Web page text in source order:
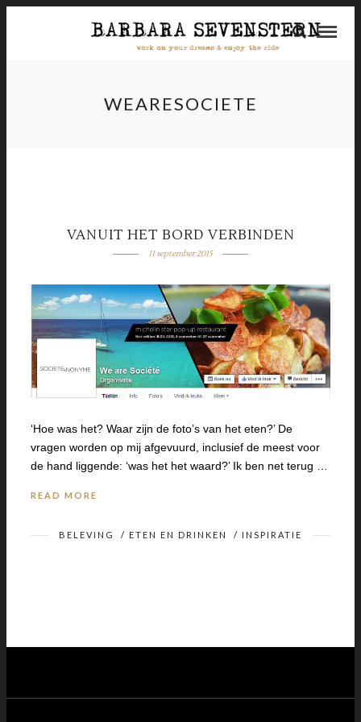
WEARESOCIETE
VANUIT HET BORD VERBINDEN
11 september 2015
‘Hoe was het? Waar zijn de foto’s van het eten?’ De
vragen worden op mij afgevuurd, inclusief de meest voor
de hand liggende: ‘was het het waard?’ Ik ben net terug …
READ MORE
BELEVING / ETEN EN DRINKEN / INSPIRATIE